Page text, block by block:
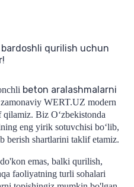
qurilish uchun
beton aralashmalarni
WERT.UZ modern
Biz O‘zbekistonda
eng yirik sotuvchisi bo‘lib,
berish shartlarini taklif etamiz.
emas, balki qurilish,
faoliyatning turli sohalari